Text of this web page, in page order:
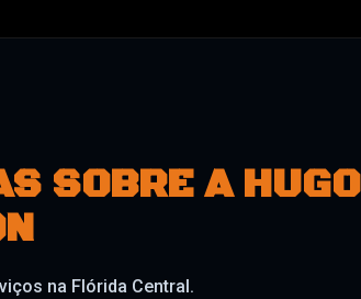
SOBRE A HUGO
na Flórida Central.